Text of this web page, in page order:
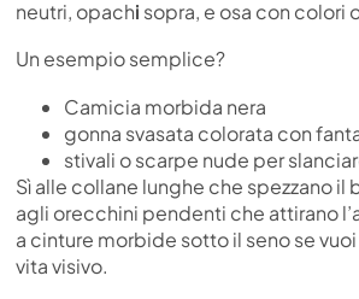
neutri, opachi sopra, e osa con colori
Un esempio semplice?
Camicia morbida nera
gonna svasata colorata con
stivali o scarpe nude per
Sì alle collane lunghe che spezzano il
agli orecchini pendenti che attirano
a cinture morbide sotto il seno se
vita visivo.